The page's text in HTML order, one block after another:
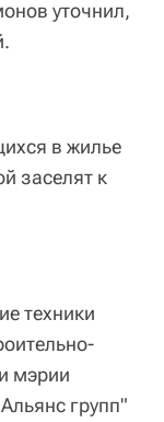
уточнил,
в жилье
заселят к
техники
мэрии
групп"